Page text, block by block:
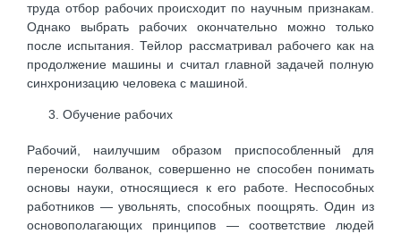
труда отбор рабочих происходит по научным признакам.
Однако выбрать рабочих окончательно можно только
после испытания. Тейлор рассматривал рабочего как на
продолжение машины и считал главной задачей полную
синхронизацию человека с машиной.
Обучение рабочих
Рабочий, наилучшим образом приспособленный для
переноски болванок, совершенно не способен понимать
основы науки, относящиеся к его работе. Неспособных
работников — увольнять, способных поощрять. Один из
основополагающих принципов — соответствие людей